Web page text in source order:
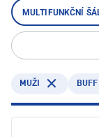
MULTIFUNKČNÍ
MUŽI BUFF